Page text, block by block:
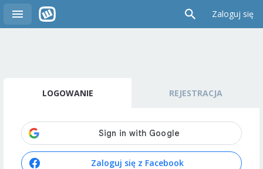
Zaloguj się
LOGOWANIE REJESTRACJA
Zaloguj się z Facebook